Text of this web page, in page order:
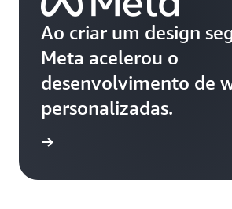
Ao criar um design
Meta acelerou o
desenvolvimento de
personalizadas.